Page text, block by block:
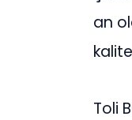
an
Toli